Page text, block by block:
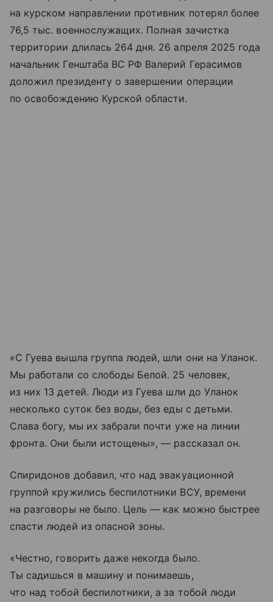
на курском направлении противник потерял более
76,5 тыс. военнослужащих. Полная зачистка
территории длилась 264 дня. 26 апреля 2025 года
начальник Генштаба ВС РФ Валерий Герасимов
доложил президенту о завершении операции
по освобождению Курской области.
«С Гуева вышла группа людей, шли они на Уланок.
Мы работали со слободы Белой. 25 человек,
из них 13 детей. Люди из Гуева шли до Уланок
несколько суток без воды, без еды с детьми.
Слава богу, мы их забрали почти уже на линии
фронта. Они были истощены», — рассказал он.
Спиридонов добавил, что над эвакуационной
группой кружились беспилотники ВСУ, времени
на разговоры не было. Цель — как можно быстрее
спасти людей из опасной зоны.
«Честно, говорить даже некогда было.
Ты садишься в машину и понимаешь,
что над тобой беспилотники, а за тобой люди